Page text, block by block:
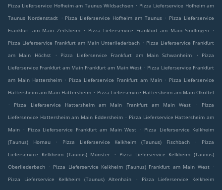
Pizza Lieferservice Hofheim am Taunus Wildsachsen . Pizza Lieferservice Hofheim am
Taunus Nordenstadt . Pizza Lieferservice Hofheim am Taunus . Pizza Lieferservice
Frankfurt am Main Zeilsheim . Pizza Lieferservice Frankfurt am Main Sindlingen
.
Pizza Lieferservice Frankfurt am Main Unterliederbach . Pizza Lieferservice Frankfurt
am Main Höchst
. Pizza Lieferservice Frankfurt am Main Schwanheim .
Pizza
Lieferservice Frankfurt am Main Frankfurt am Main West . Pizza Lieferservice Frankfurt
am Main Hattersheim . Pizza Lieferservice Frankfurt am Main . Pizza Lieferservice
Hattersheim am Main Hattersheim . Pizza Lieferservice Hattersheim am Main Okriftel
.
Pizza Lieferservice Hattersheim am Main Frankfurt am Main West .
Pizza
Lieferservice Hattersheim am Main Eddersheim . Pizza Lieferservice Hattersheim am
Main . Pizza Lieferservice Frankfurt am Main West . Pizza Lieferservice Kelkheim
(Taunus) Hornau
. Pizza Lieferservice Kelkheim (Taunus) Fischbach .
Pizza
Lieferservice Kelkheim (Taunus) Münster
.
Pizza Lieferservice Kelkheim (Taunus)
Oberliederbach
. Pizza Lieferservice Kelkheim (Taunus) Frankfurt am Main West
.
Pizza Lieferservice Kelkheim (Taunus) Altenhain
.
Pizza Lieferservice Kelkheim